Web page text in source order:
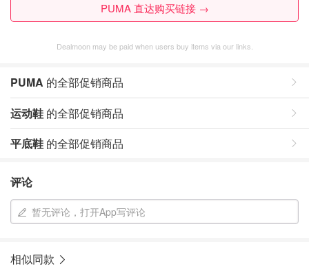
PUMA 直达购买链接 →
Dealmoon may be paid when users buy items via our links.
PUMA 的全部促销商品
运动鞋 的全部促销商品
平底鞋 的全部促销商品
评论
暂无评论，打开App写评论
相似同款